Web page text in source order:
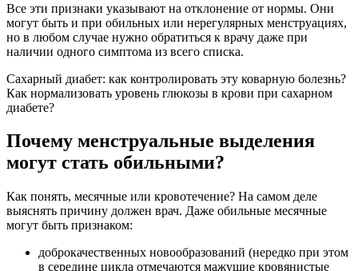
Все эти признаки указывают на отклонение от нормы. Они
могут быть и при обильных или нерегулярных менструациях,
но в любом случае нужно обратиться к врачу даже при
наличии одного симптома из всего списка.
Сахарный диабет: как контролировать эту коварную болезнь?
Как нормализовать уровень глюкозы в крови при сахарном
диабете?
Почему менструальные выделения
могут стать обильными?
Как понять, месячные или кровотечение? На самом деле
выяснять причину должен врач. Даже обильные месячные
могут быть признаком:
доброкачественных новообразований (нередко при этом
в середине цикла отмечаются мажущие кровянистые